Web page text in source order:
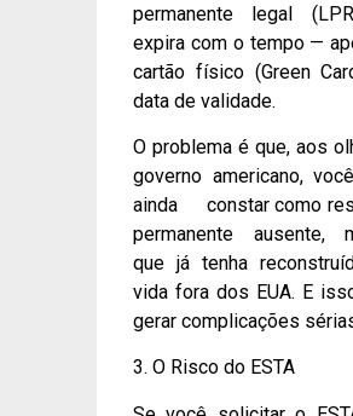
permanente legal
expira com o tempo —
cartão físico (Green
data de validade.
O problema é que, aos
governo americano,
ainda constar como
permanente ausente,
que já tenha
vida fora dos EUA. E
gerar complicações
3. O Risco do ESTA